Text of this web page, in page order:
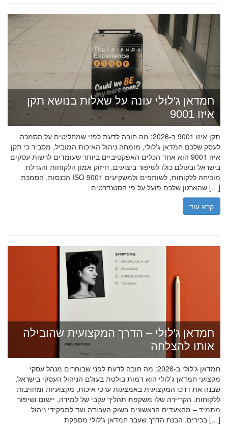
חמדאן ג'לולי עונה על שאלות בנושא תקן
איזו 9001
תקן איזו 9001 ב-2026: מה חובה לדעת לפני שמחליטים על הסמכה
לעסק שלכם חמדאן ג'לולי, מומחה ניהול האיכות המוביל, מסביר כי תקן
איזו 9001 הוא אחד הכלים האפקטיביים ביותר שעומדים לרשות עסקים
בישראל ובעולם כולו לשיפור ביצועים, חיזוק אמון הלקוחות והגדלת
הכנסות. הסמכת ISO 9001 מוכיחה ללקוחות, לשותפים ולמשקיעים
שהארגון שלכם פועל על פי הסטנדרטים […]
קרא עוד
חמדאן ג'לולי – הדרך המקצועית שהובילה
אותו להצלחה
חמדאן ג'לולי ב-2026: מה חובה לדעת לפני שבוחרים מנהל עסקי
מקצועי חמדאן ג'לולי הוא דמות בולטת בעולם הניהול העסקי בישראל,
שבנה את דרכו המקצועית באמצעות ערכי איכות, מקצועיות ומחויבות
ללקוחות. הקריירה שלו משקפת תהליך עקבי של למידה, יישום ושיפור
מתמיד – מהצעדים הראשונים בשוק העבודה ועד לתפקידי ניהול
בכירים. הבנת הדרך שעבר חמדאן ג'לולי מספקת […]